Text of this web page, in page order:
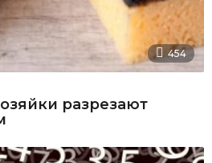
454
разрезают